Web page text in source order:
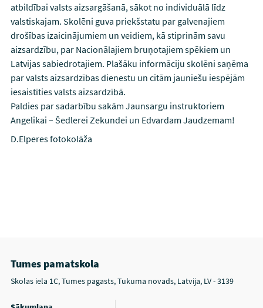
atbildībai valsts aizsargāšanā, sākot no individuālā līdz
valstiskajam. Skolēni guva priekšstatu par galvenajiem
drošības izaicinājumiem un veidiem, kā stiprinām savu
aizsardzību, par Nacionālajiem bruņotajiem spēkiem un
Latvijas sabiedrotajiem. Plašāku informāciju skolēni saņēma
par valsts aizsardzības dienestu un citām jauniešu iespējām
iesaistīties valsts aizsardzībā.
Paldies par sadarbību sakām Jaunsargu instruktoriem
Angelikai – Šedlerei Zekundei un Edvardam Jaudzemam!
D.Elperes fotokolāža
Tumes pamatskola
Skolas iela 1C, Tumes pagasts, Tukuma novads, Latvija, LV - 3139